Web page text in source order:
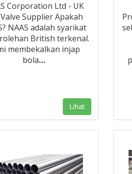
Corporation Ltd - UK
Supplier Apakah
NAAS adalah syarikat
British terkenal.
membekalkan injap
bola…
Lihat